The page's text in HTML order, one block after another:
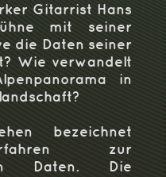
Gitarrist Hans
mit seiner
die Daten seiner
Wie verwandelt
in
bezeichnet
zur
Daten. Die